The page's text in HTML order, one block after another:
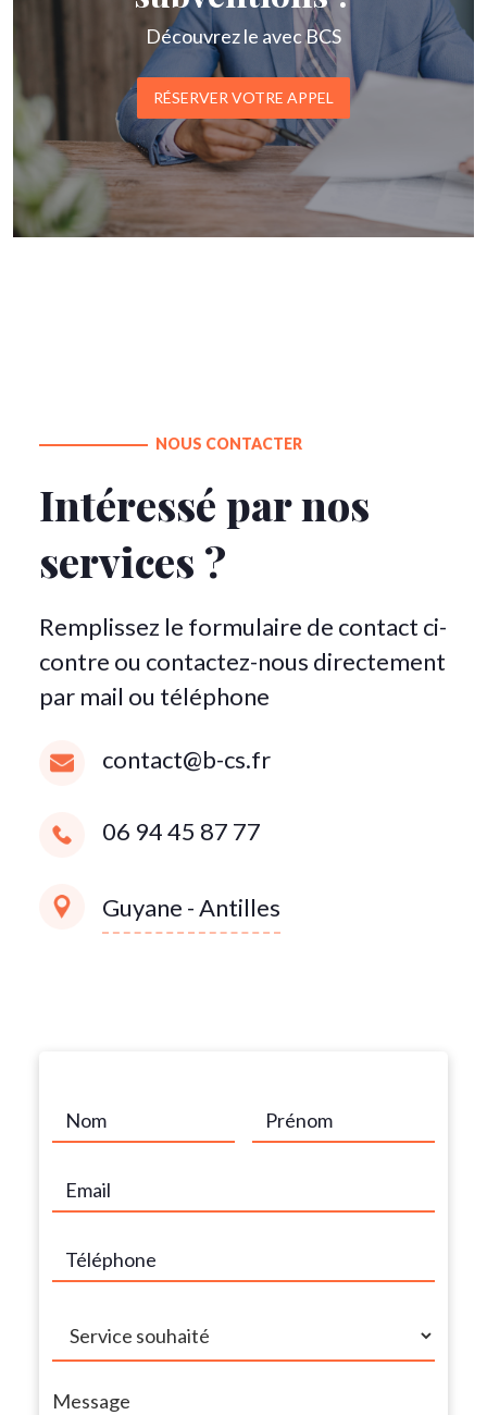
Découvrez le avec BCS
RÉSERVER VOTRE APPEL
NOUS CONTACTER
Intéressé par nos
services ?
Remplissez le formulaire de contact ci-
contre ou contactez-nous directement
par mail ou téléphone
contact@b-cs.fr
06 94 45 87 77
Guyane - Antilles
Message